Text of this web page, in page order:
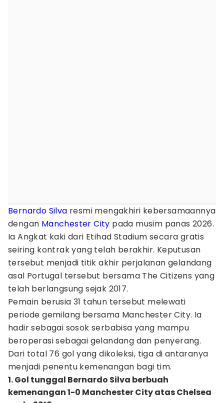
Bernardo Silva resmi mengakhiri kebersamaannya
dengan Manchester City pada musim panas 2026.
Ia Angkat kaki dari Etihad Stadium secara gratis
seiring kontrak yang telah berakhir. Keputusan
tersebut menjadi titik akhir perjalanan gelandang
asal Portugal tersebut bersama The Citizens yang
telah berlangsung sejak 2017.
Pemain berusia 31 tahun tersebut melewati
periode gemilang bersama Manchester City. Ia
hadir sebagai sosok serbabisa yang mampu
beroperasi sebagai gelandang dan penyerang.
Dari total 76 gol yang dikoleksi, tiga di antaranya
menjadi penentu kemenangan bagi tim.
1. Gol tunggal Bernardo Silva berbuah
kemenangan 1-0 Manchester City atas Chelsea